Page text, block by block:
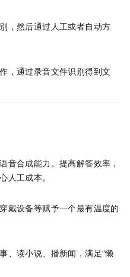
，然后通过人工或者自动方
，通过录音文件识别得到文
音合成能力。提高解答效率，
人工成本。
戴设备等赋予一个最有温度的
、读小说、播新闻，满足“懒